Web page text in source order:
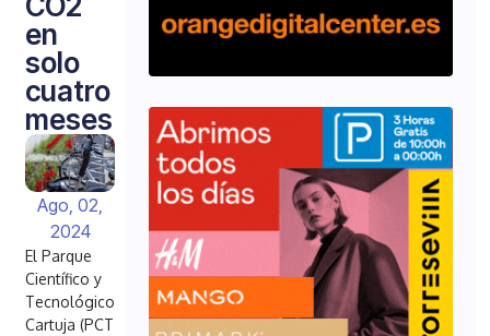
en
solo
cuatro
meses
Ago, 02,
2024
El Parque
Científico y
Tecnológico
Cartuja (PCT